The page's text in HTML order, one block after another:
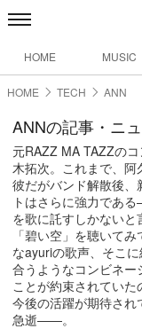
HOME MUSIC
HOME TECH ANN
ANNの記事・ニ
元RAZZ MA TAZZの
木拓次。これまで、阿
彼だがバンド解散後、
トはさらに強力であ
を歌に託すしかない
「碧い空」を聴いて
なayuriの歌声、そこ
合うようなコンビネー
ことが約束されてい
今後の活躍が期待さ
急逝——。